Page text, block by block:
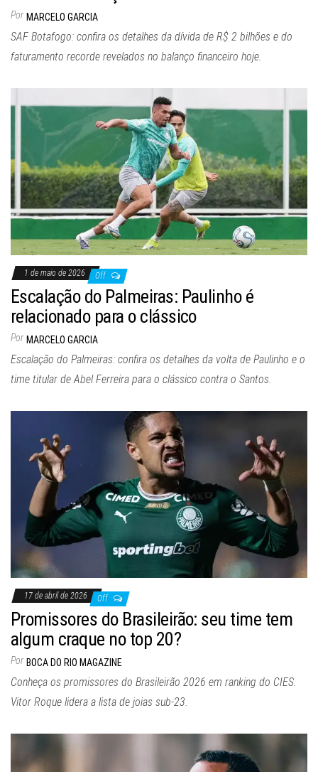
Por MARCELO GARCIA
SAF Botafogo: confira os detalhes da dívida de R$ 2 bilhões e do
faturamento recorde revelados no balanço financeiro hoje.
1 de maio de 2026 Off
Escalação do Palmeiras: Paulinho é
relacionado para o clássico
Por MARCELO GARCIA
Escalação do Palmeiras: confira os detalhes da volta de Paulinho e o
time titular de Abel Ferreira para o clássico contra o Santos.
17 de abril de 2026 Off
Promissores do Brasileirão: seu time tem
algum craque no top 20?
Por BOCA DO RIO MAGAZINE
Conheça os promissores do Brasileirão 2026 em ranking do CIES.
Vitor Roque lidera a lista de joias sub-23.